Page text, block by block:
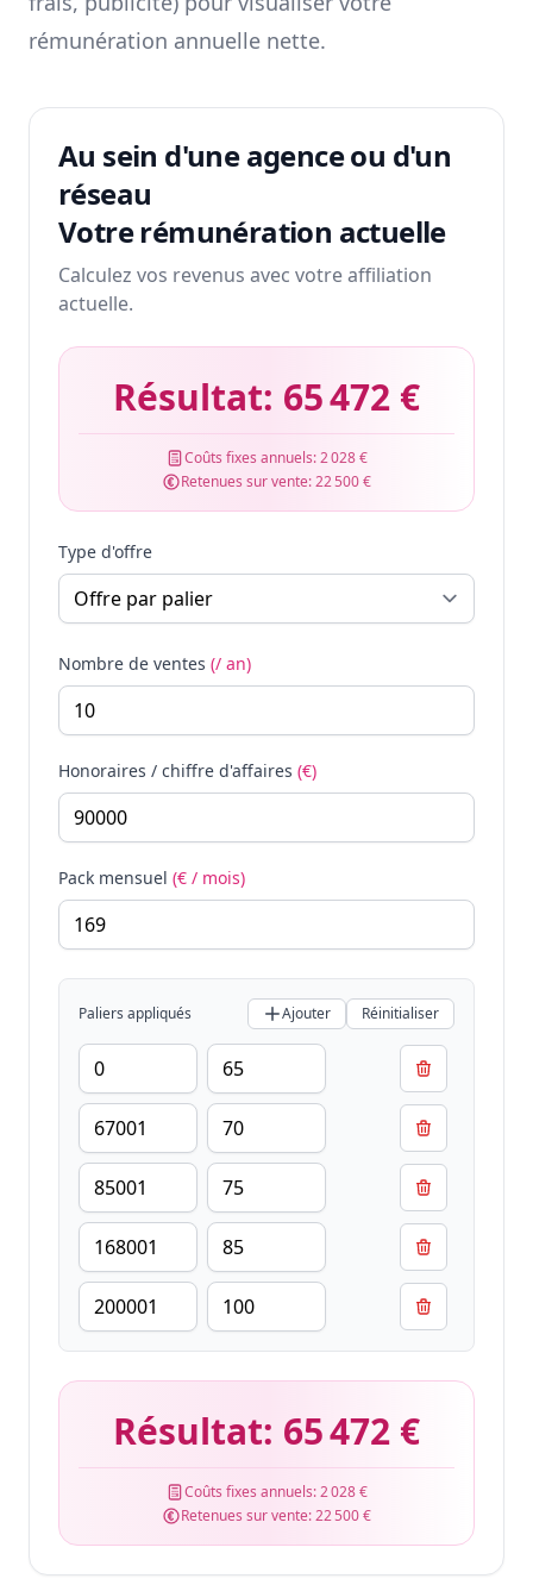
rémunération annuelle nette.
Au sein d'une agence ou d'un
réseau
Votre rémunération actuelle
Calculez vos revenus avec votre affiliation
actuelle.
Résultat: 65 472 €
Coûts fixes annuels:2 028 €
Retenues sur vente:22 500 €
Type d'offre
Nombre de ventes (/ an)
Honoraires / chiffre d'affaires (€)
Pack mensuel (€ / mois)
Paliers appliqués Ajouter Réinitialiser
Résultat: 65 472 €
Coûts fixes annuels:2 028 €
Retenues sur vente:22 500 €